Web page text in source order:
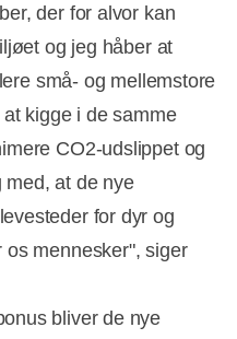
der for alvor kan
og jeg håber at
små- og mellemstore
kigge i de samme
CO2-udslippet og
med, at de nye
for dyr og
mennesker", siger
bliver de nye